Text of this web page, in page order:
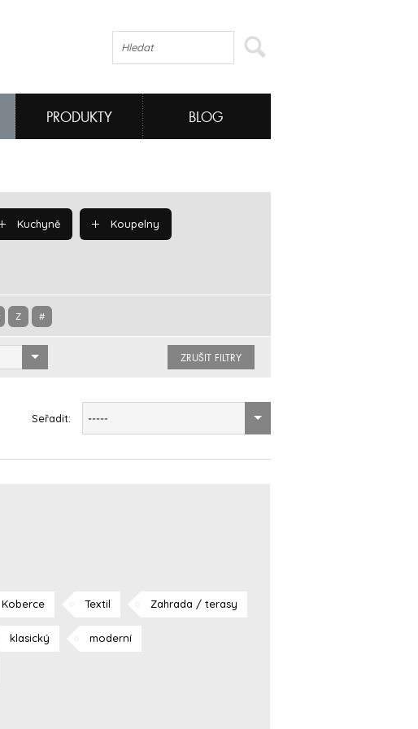
PRODUKTY BLOG
Kuchyně Koupelny
Z #
ZRUŠIT FILTRY
Seřadit: -----
Koberce Textil Zahrada / terasy
klasický moderní